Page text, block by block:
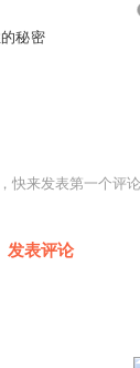
秘密
快来发表第一个评论
发表评论